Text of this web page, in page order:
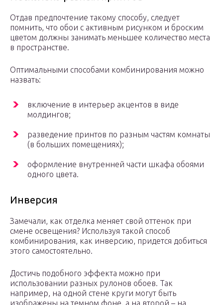
Отдав предпочтение такому способу, следует
помнить, что обои с активным рисунком и броским
цветом должны занимать меньшее количество места
в пространстве.
Оптимальными способами комбинирования можно
назвать:
включение в интерьер акцентов в виде
молдингов;
разведение принтов по разным частям комнаты
(в больших помещениях);
оформление внутренней части шкафа обоями
одного цвета.
Инверсия
Замечали, как отделка меняет свой оттенок при
смене освещения? Используя такой способ
комбинирования, как инверсию, придется добиться
этого самостоятельно.
Достичь подобного эффекта можно при
использовании разных рулонов обоев. Так
например, на одной стене круги могут быть
изображены на темном фоне, а на второй – на